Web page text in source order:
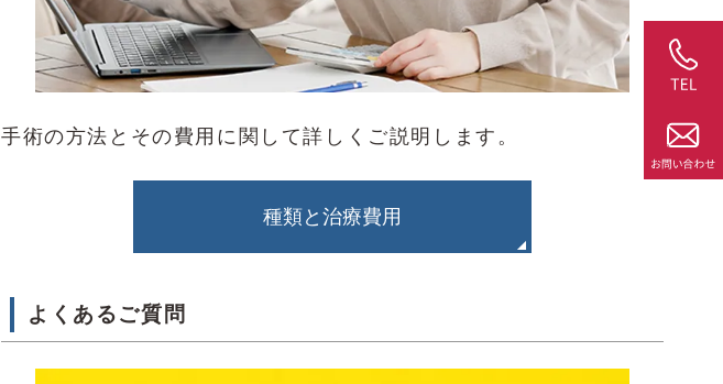
手術の方法とその費用に関して詳しくご説明します。
種類と治療費用
よくあるご質問